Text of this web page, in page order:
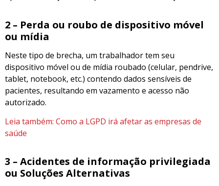
2 – Perda ou roubo de dispositivo móvel
ou mídia
Neste tipo de brecha, um trabalhador tem seu
dispositivo móvel ou de mídia roubado (celular, pendrive,
tablet, notebook, etc.) contendo dados sensíveis de
pacientes, resultando em vazamento e acesso não
autorizado.
Leia também: Como a LGPD irá afetar as empresas de
saúde
3 – Acidentes de informação privilegiada
ou Soluções Alternativas